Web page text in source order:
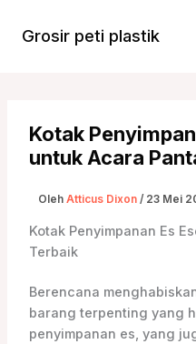
Grosir peti plastik
Kotak
untuk Acara
Oleh Atticus Dixon / 23 Mei
Kotak Penyimpanan Es
Terbaik
Berencana
barang terpenting yang
penyimpanan es, yang